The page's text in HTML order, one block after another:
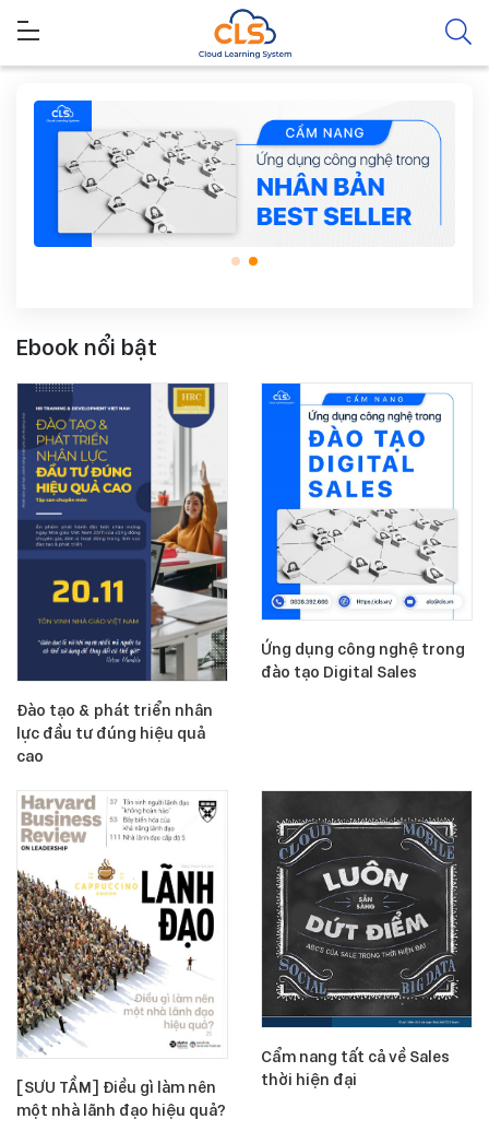
Ebook nổi bật
Đào tạo & phát triển nhân
lực đầu tư đúng hiệu quả
cao
Ứng dụng công nghệ trong
đào tạo Digital Sales
[SƯU TẦM] Điều gì làm nên
một nhà lãnh đạo hiệu quả?
Cẩm nang tất cả về Sales
thời hiện đại